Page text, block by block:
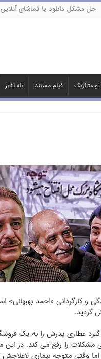
حل مشکل دانلود یا تماشای آنلاین
فیلم مستند تله تئاتر
۵۰ سالگی تصمیم می گیرد عطاری پدرش را
مشکلات را رفع می کند. در
اما وقتی متوجه بیماری